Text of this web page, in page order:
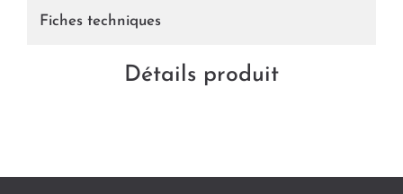
Fiches techniques
Détails produit